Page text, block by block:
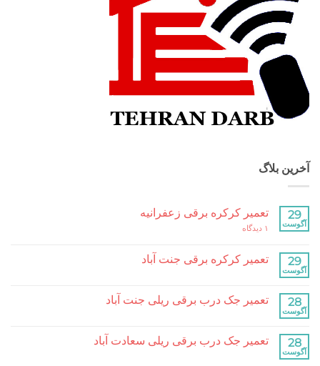
تعمیر کرکره برقی زعفرانیه
۱ دیدگاه
برای
برقی
زعفرانیه
تعمیر کرکره برقی جنت آباد
هیچ
برای
تعمیر
کرکره
برقی
آباد
ثبت
نشده
تعمیر جک درب برقی ریلی جنت آباد
هیچ
برای
تعمیر
جک
درب
ثبت
نشده
تعمیر جک درب برقی ریلی سعادت آباد
هیچ